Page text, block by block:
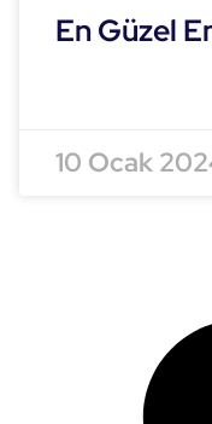
En Güzel
10 Ocak